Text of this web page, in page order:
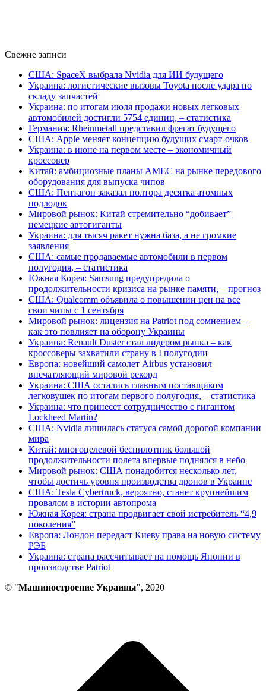
Свежие записи
США: SpaceX выбрала Nvidia для ИИ будущего
Украина: логистические вызовы Toyota после удара по
складу запчастей
Украина: по итогам июля продажи новых легковых
автомобилей достигли 5754 единиц, – статистика
Германия: Rheinmetall представил фрегат будущего
США: Apple меняет концепцию будущих смарт-очков
Украина: в июне на первом месте – экономичный
кроссовер
Китай: амбициозные планы AMEC на рынке передового
оборудования для выпуска чипов
США: Пентагон заказал полтора десятка атомных
подлодок
Мировой рынок: Китай стремительно “добивает”
немецкие автогиганты
Украина: для тысяч ракет нужна база, а не громкие
заявления
США: самые продаваемые автомобили в первом
полугодия, – статистика
Южная Корея: Samsung предупредила о
продолжительности кризиса на рынке памяти, – прогноз
США: Qualcomm объявила о повышении цен на все
свои чипы с 1 сентября
Мировой рынок: лицензия на Patriot под сомнением –
как это повлияет на оборону Украины
Украина: Renault Duster стал лидером рынка – как
кроссоверы захватили страну в I полугодии
Европа: новейший самолет Airbus установил
впечатляющий мировой рекорд
Украина: США остались главным поставщиком
легковушек по итогам первого полугодия, – статистика
Украина: что принесет сотрудничество с гигантом
Lockheed Martin?
США: Nvidia лишилась статуса самой дорогой компании
мира
Китай: многоцелевой беспилотник большой
продолжительности полета впервые поднялся в небо
Мировой рынок: США понадобится несколько лет,
чтобы достичь уровня производства дронов в Украине
США: Tesla Cybertruck, вероятно, станет крупнейшим
провалом в истории автопрома
Южная Корея: страна продвигает свой истребитель “4,9
поколения”
Европа: Лондон передаст Киеву права на новую систему
РЭБ
Украина: страна рассчитывает на помощь Японии в
производстве Patriot
© "Машиностроение Украины", 2020